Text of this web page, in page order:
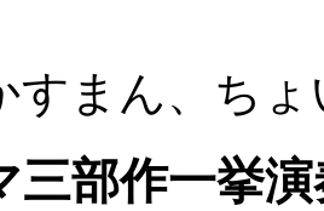
まん、ちょ
三部作一挙